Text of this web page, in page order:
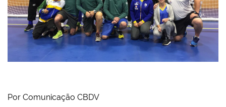
Por Comunicação CBDV